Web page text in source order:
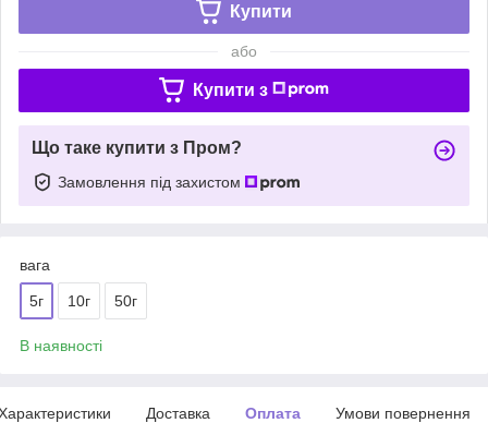
Купити
або
Купити з
Що таке купити з Пром?
Замовлення під захистом
вага
5г 10г 50г
В наявності
Доставка Оплата Умови повернення